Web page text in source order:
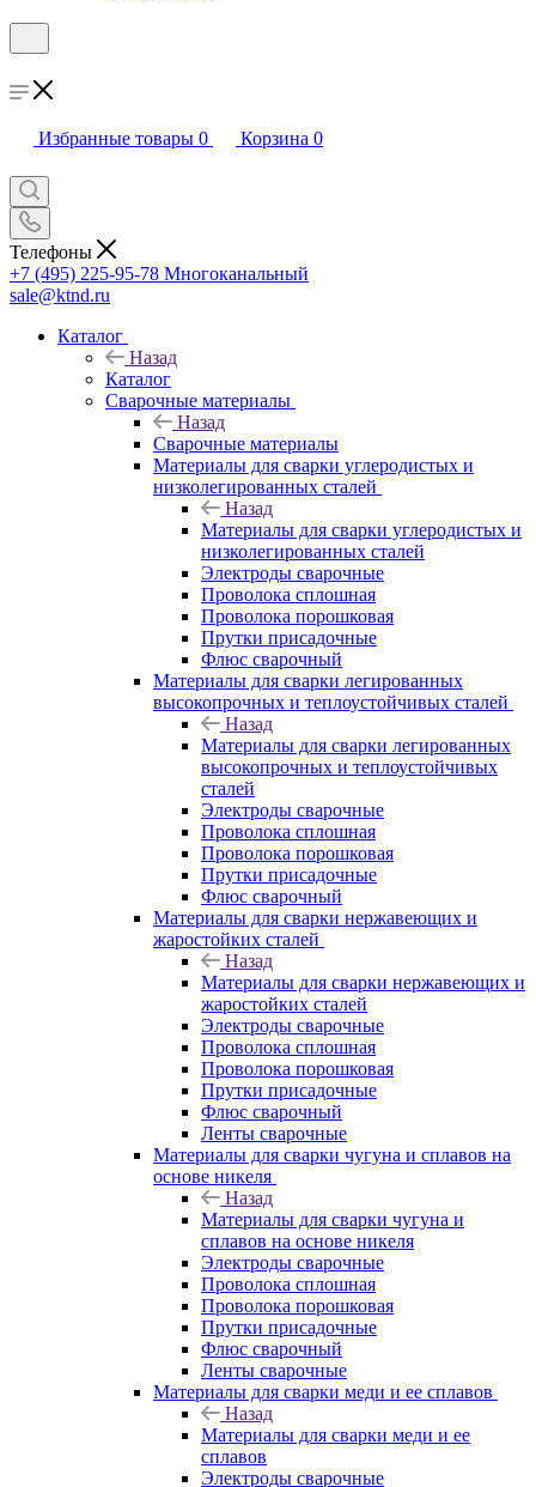
Избранные товары 0 Корзина 0
Телефоны
+7 (495) 225-95-78 Многоканальный
sale@ktnd.ru
Каталог
Назад
Каталог
Сварочные материалы
Назад
Сварочные материалы
Материалы для сварки углеродистых и
низколегированных сталей
Назад
Материалы для сварки углеродистых и
низколегированных сталей
Электроды сварочные
Проволока сплошная
Проволока порошковая
Прутки присадочные
Флюс сварочный
Материалы для сварки легированных
высокопрочных и теплоустойчивых сталей
Назад
Материалы для сварки легированных
высокопрочных и теплоустойчивых
сталей
Электроды сварочные
Проволока сплошная
Проволока порошковая
Прутки присадочные
Флюс сварочный
Материалы для сварки нержавеющих и
жаростойких сталей
Назад
Материалы для сварки нержавеющих и
жаростойких сталей
Электроды сварочные
Проволока сплошная
Проволока порошковая
Прутки присадочные
Флюс сварочный
Ленты сварочные
Материалы для сварки чугуна и сплавов на
основе никеля
Назад
Материалы для сварки чугуна и
сплавов на основе никеля
Электроды сварочные
Проволока сплошная
Проволока порошковая
Прутки присадочные
Флюс сварочный
Ленты сварочные
Материалы для сварки меди и ее сплавов
Назад
Материалы для сварки меди и ее
сплавов
Электроды сварочные